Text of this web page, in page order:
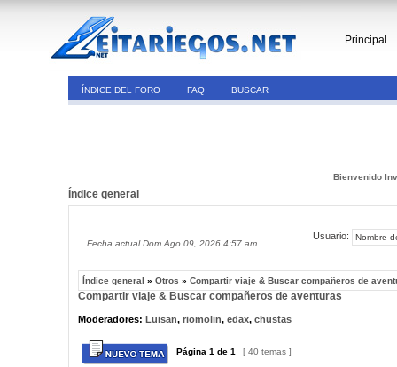
Principal
ÍNDICE DEL FORO FAQ BUSCAR
Bienvenido
Índice general
Fecha actual Dom Ago 09, 2026 4:57 am
Usuario:
Índice general » Otros » Compartir viaje & Buscar compañeros de
Compartir viaje & Buscar compañeros de aventuras
Moderadores: Luisan, riomolin, edax, chustas
Página 1 de 1 [ 40 temas ]